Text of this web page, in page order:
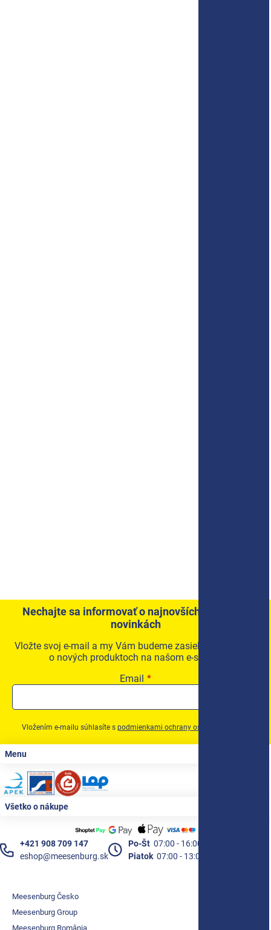
Nechajte sa informovať o najnovších akciách a
novinkách
Vložte svoj e-mail a my Vám budeme zasielať informácie
o nových produktoch na našom e-shope.
Email
Vložením e-mailu súhlasíte s podmienkami ochrany osobných údajov
Zápätie
Menu
Všetko o nákupe
+421 908 709 147
eshop@meesenburg.sk
Po-Št 07:00 - 16:00
Piatok 07:00 - 13:00
Meesenburg Česko
Meesenburg Group
Meesenburg România